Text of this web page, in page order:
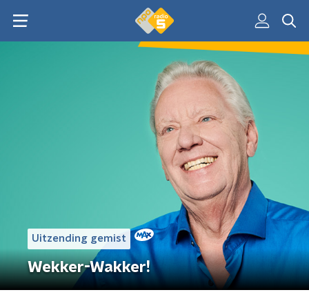
Uitzending gemist
Wekker-Wakker!